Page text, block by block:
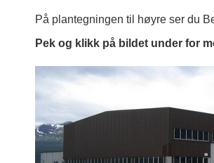
På plantegningen til høyre ser du
Pek og klikk på bildet under for